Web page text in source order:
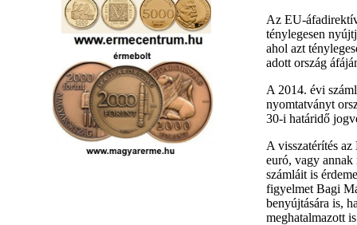
Az EU-
ténylegesen
ahol azt
adott ország
A 2014. évi
nyomtatványt
30-i határidő
A visszatérítés
euró, vagy annak
számláit is
figyelmet Bagi
benyújtására is,
meghatalmazott